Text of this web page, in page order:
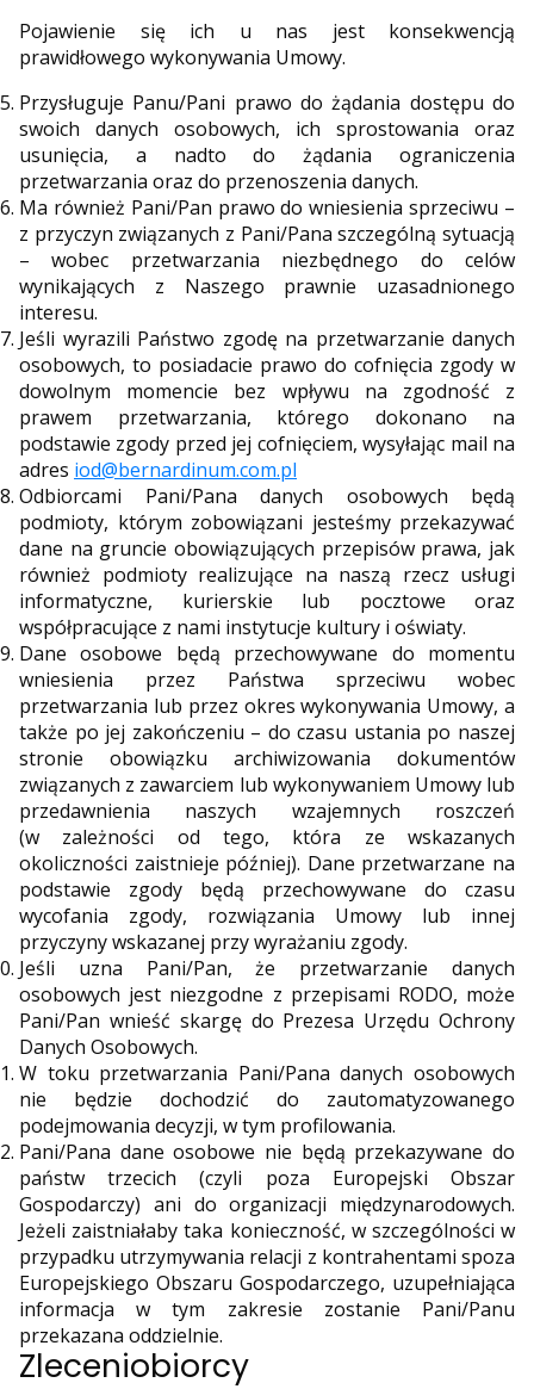
Pojawienie się ich u nas jest konsekwencją
prawidłowego wykonywania Umowy.
Przysługuje Panu/Pani prawo do żądania dostępu do
swoich danych osobowych, ich sprostowania oraz
usunięcia, a nadto do żądania ograniczenia
przetwarzania oraz do przenoszenia danych.
Ma również Pani/Pan prawo do wniesienia sprzeciwu –
z przyczyn związanych z Pani/Pana szczególną sytuacją
– wobec przetwarzania niezbędnego do celów
wynikających z Naszego prawnie uzasadnionego
interesu.
Jeśli wyrazili Państwo zgodę na przetwarzanie danych
osobowych, to posiadacie prawo do cofnięcia zgody w
dowolnym momencie bez wpływu na zgodność z
prawem przetwarzania, którego dokonano na
podstawie zgody przed jej cofnięciem, wysyłając mail na
adres iod@bernardinum.com.pl
Odbiorcami Pani/Pana danych osobowych będą
podmioty, którym zobowiązani jesteśmy przekazywać
dane na gruncie obowiązujących przepisów prawa, jak
również podmioty realizujące na naszą rzecz usługi
informatyczne, kurierskie lub pocztowe oraz
współpracujące z nami instytucje kultury i oświaty.
Dane osobowe będą przechowywane do momentu
wniesienia przez Państwa sprzeciwu wobec
przetwarzania lub przez okres wykonywania Umowy, a
także po jej zakończeniu – do czasu ustania po naszej
stronie obowiązku archiwizowania dokumentów
związanych z zawarciem lub wykonywaniem Umowy lub
przedawnienia naszych wzajemnych roszczeń
(w zależności od tego, która ze wskazanych
okoliczności zaistnieje później). Dane przetwarzane na
podstawie zgody będą przechowywane do czasu
wycofania zgody, rozwiązania Umowy lub innej
przyczyny wskazanej przy wyrażaniu zgody.
Jeśli uzna Pani/Pan, że przetwarzanie danych
osobowych jest niezgodne z przepisami RODO, może
Pani/Pan wnieść skargę do Prezesa Urzędu Ochrony
Danych Osobowych.
W toku przetwarzania Pani/Pana danych osobowych
nie będzie dochodzić do zautomatyzowanego
podejmowania decyzji, w tym profilowania.
Pani/Pana dane osobowe nie będą przekazywane do
państw trzecich (czyli poza Europejski Obszar
Gospodarczy) ani do organizacji międzynarodowych.
Jeżeli zaistniałaby taka konieczność, w szczególności w
przypadku utrzymywania relacji z kontrahentami spoza
Europejskiego Obszaru Gospodarczego, uzupełniająca
informacja w tym zakresie zostanie Pani/Panu
przekazana oddzielnie.
Zleceniobiorcy